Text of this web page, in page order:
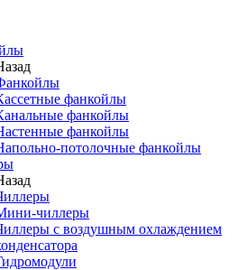
фанкойлы
фанкойлы
фанкойлы
потолочные фанкойлы
чиллеры
с воздушным охлаждением